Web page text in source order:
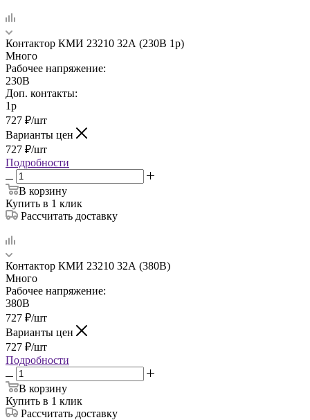
Контактор КМИ 23210 32А (230В 1р)
Много
Рабочее напряжение:
230В
Доп. контакты:
1р
727 ₽/шт
Варианты цен
727 ₽/шт
Подробности
В корзину
Купить в 1 клик
Рассчитать доставку
Контактор КМИ 23210 32А (380В)
Много
Рабочее напряжение:
380В
727 ₽/шт
Варианты цен
727 ₽/шт
Подробности
В корзину
Купить в 1 клик
Рассчитать доставку